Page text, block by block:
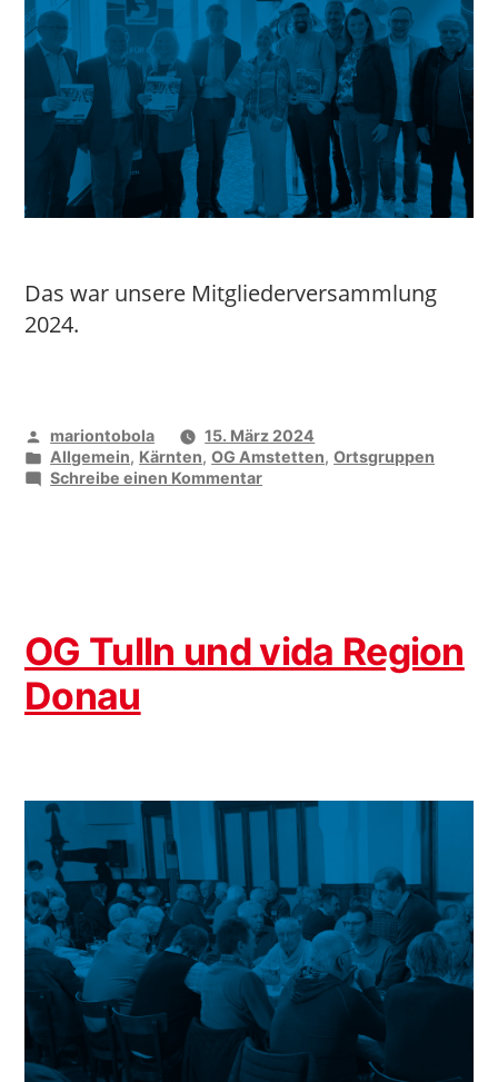
Das war unsere Mitgliederversammlung
2024.
Veröffentlicht
von
mariontobola
15. März 2024
Veröffentlicht
unter
Allgemein, Kärnten,OG Amstetten,Ortsgruppen
Schreibe einen Kommentarzu
OG Tulln und vida Region
Donau